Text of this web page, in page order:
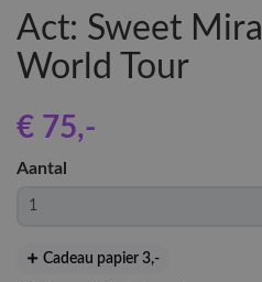
Act: Sweet
World Tour
€ 75,-
Aantal
Cadeau papier 3,-